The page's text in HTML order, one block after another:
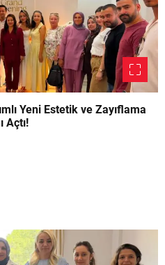
Yeni Estetik ve Zayıflama
Açtı!